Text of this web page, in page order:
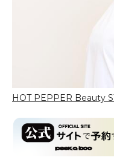
HOT PEPPER Beauty